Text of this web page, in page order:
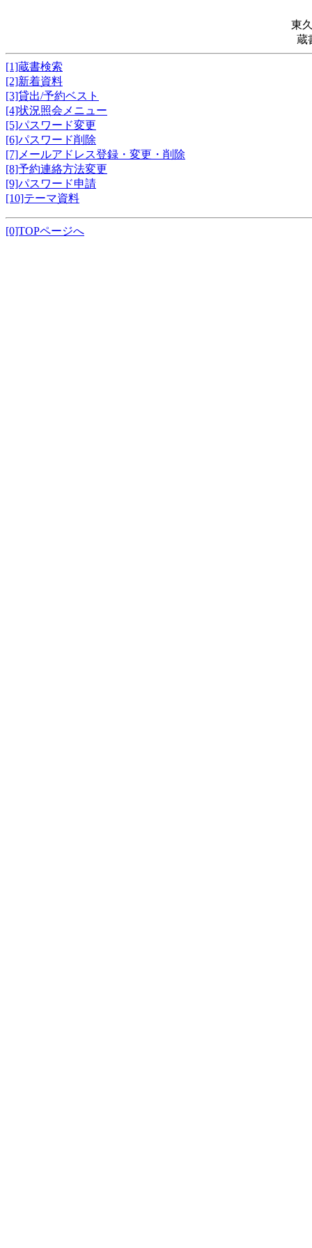
東
蔵
[1]蔵書検索
[2]新着資料
[3]貸出/予約ベスト
[4]状況照会メニュー
[5]パスワード変更
[6]パスワード削除
[7]メールアドレス登録・変更・削除
[8]予約連絡方法変更
[9]パスワード申請
[10]テーマ資料
[0]TOPページへ